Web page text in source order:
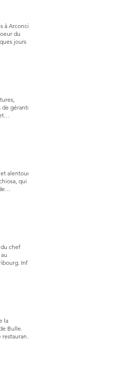
à Arconciel
du
jours (le
gérants,
alentour.
qui se
chef
Info
la
Bulle.
restaurant